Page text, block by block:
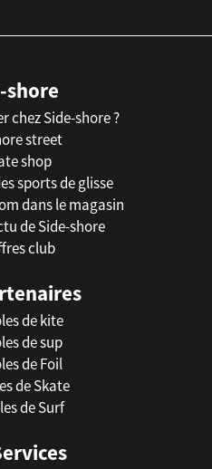
shore
chez Side-shore ?
street
shop
sports de glisse
dans le magasin
de Side-shore
club
de kite
de sup
de Foil
de Skate
de Surf